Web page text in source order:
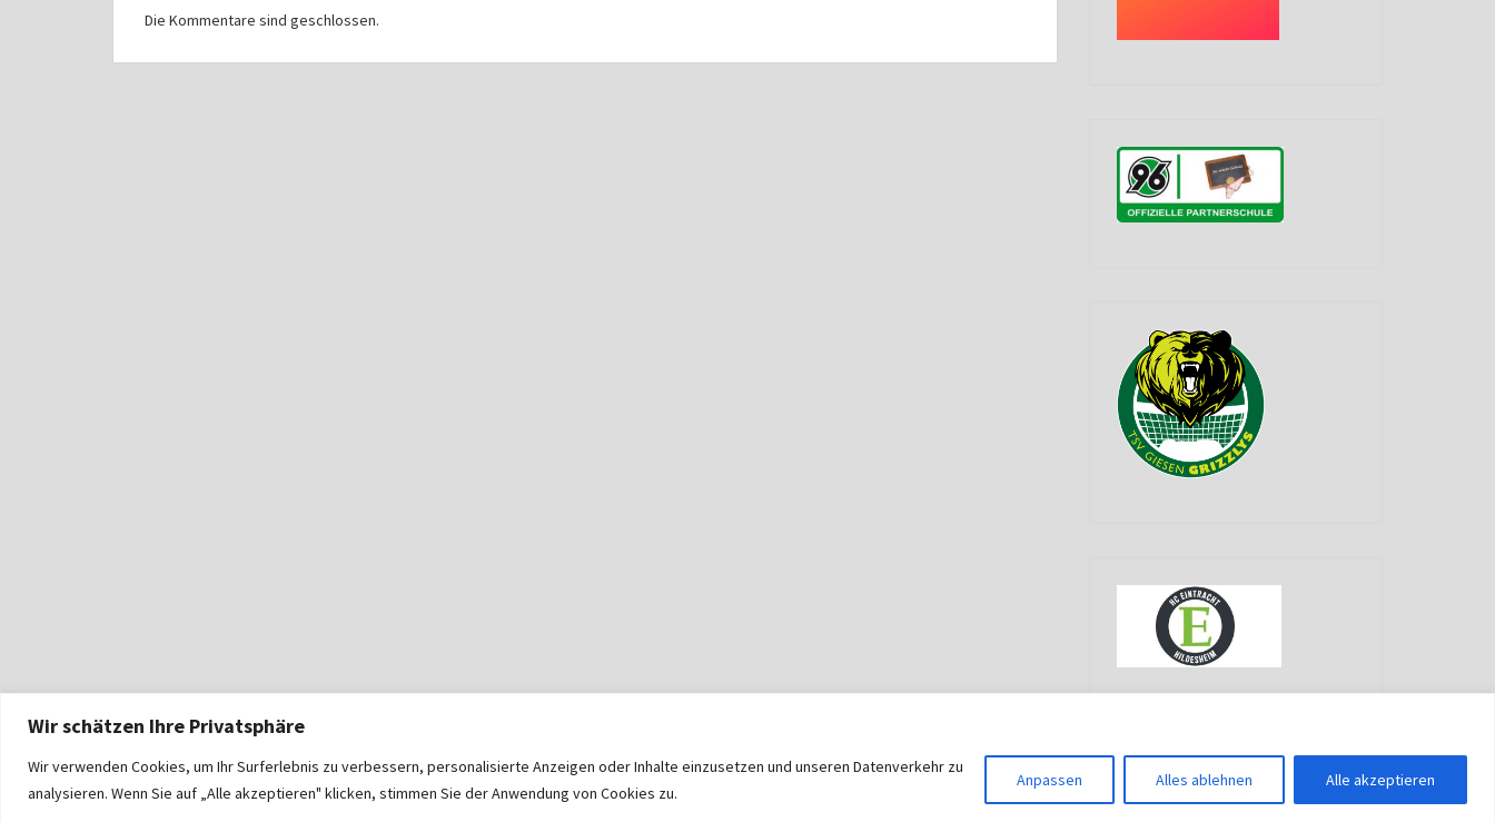
Wir schätzen Ihre Privatsphäre
Wir verwenden Cookies, um Ihr Surferlebnis zu verbessern, personalisierte Anzeigen oder Inhalte einzusetzen und unseren Datenverkehr zu
analysieren. Wenn Sie auf „Alle akzeptieren" klicken, stimmen Sie der Anwendung von Cookies zu.
Anpassen Alles ablehnen Alle akzeptieren
Die Kommentare sind geschlossen.
© 2026|Stolz präsentiert von WordPress |Theme:Nisarg